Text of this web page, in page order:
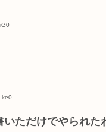
いただけでやられた